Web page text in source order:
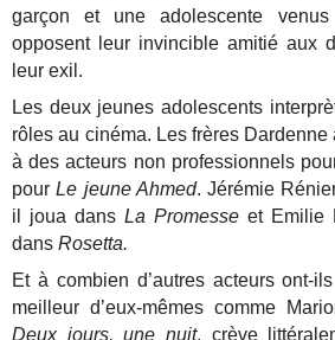
garçon et une adolescente
opposent leur invincible amitié aux
leur exil.
Les deux jeunes adolescents
rôles au cinéma. Les frères Dardenne
à des acteurs non professionnels
pour Le jeune Ahmed. Jérémie
il joua dansLa Promesse et Emilie
dansRosetta.
Et à combien d’autres acteurs ont-
meilleur d’eux-mêmes comme
Deux jours, une nuit, crève